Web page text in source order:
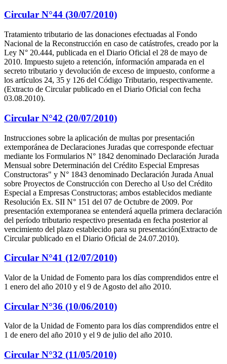
Circular N°44 (30/07/2010)
Tratamiento tributario de las donaciones efectuadas al Fondo
Nacional de la Reconstrucción en caso de catástrofes, creado por la
Ley N° 20.444, publicada en el Diario Oficial el 28 de mayo de
2010. Impuesto sujeto a retención, ínformación amparada en el
secreto tributario y devolución de exceso de impuesto, conforme a
los artículos 24, 35 y 126 del Código Tributario, respectivamente.
(Extracto de Circular publicado en el Diario Oficial con fecha
03.08.2010).
Circular N°42 (20/07/2010)
Instrucciones sobre la aplicación de multas por presentación
extemporánea de Declaraciones Juradas que corresponde efectuar
mediante los Formularios N° 1842 denominado Declaración Jurada
Mensual sobre Determinación del Crédito Especial Empresas
Constructoras" y N° 1843 denominado Declaración Jurada Anual
sobre Proyectos de Construcción con Derecho al Uso del Crédito
Especial a Empresas Constructoras; ambos establecidos mediante
Resolución Ex. SII N° 151 del 07 de Octubre de 2009. Por
presentación extemporanea se entenderá aquella primera declaración
del período tributario respectivo presentada en fecha posterior al
vencimiento del plazo establecido para su presentación(Extracto de
Circular publicado en el Diario Oficial de 24.07.2010).
Circular N°41 (12/07/2010)
Valor de la Unidad de Fomento para los días comprendidos entre el
1 enero del año 2010 y el 9 de Agosto del año 2010.
Circular N°36 (10/06/2010)
Valor de la Unidad de Fomento para los días comprendidos entre el
1 de enero del año 2010 y el 9 de julio del año 2010.
Circular N°32 (11/05/2010)